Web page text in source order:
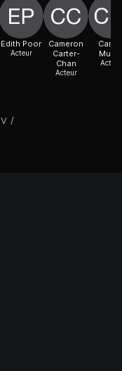
/
Edith Poor
Acteur
Cameron
Carter-
Chan
Acteur
Muller
Acteur